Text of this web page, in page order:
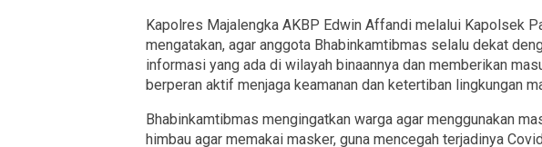
Kapolres Majalengka AKBP Edwin Affandi melalui Kapolsek
mengatakan, agar anggota Bhabinkamtibmas selalu dekat
informasi yang ada di wilayah binaannya dan memberikan
berperan aktif menjaga keamanan dan ketertiban lingkungan
Bhabinkamtibmas mengingatkan warga agar menggunakan
himbau agar memakai masker, guna mencegah terjadinya